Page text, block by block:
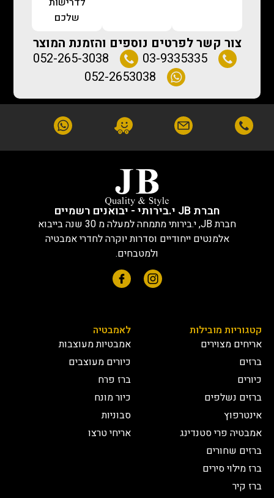
שלכם
צור קשר לפרטים נוספים והזמנת המוצר
03-9335335
052-265-3038
052-2653038
חברת JB י.בירותי - יבואנים רשמיים
חברת JB, י.בירותי מתמחה למעלה מ 30 שנה בייבוא
אלמנטים ייחודיים וסדרות יוקרה לחדרי אמבטיה
ולמטבחים.
קטגוריות מובילות
אריחים מצוירים
ברזים
כיורים
ברזים נשלפים
אינטרפוץ
אמבטיה פרי סטנדינג
ברזים שחורים
ברז מילוי סירים
ברז קיר
לאמבטיה
אמבטיות מעוצבות
כיורים מעוצבים
ברז פרח
כיור מונח
סבוניות
אריחי טרצו